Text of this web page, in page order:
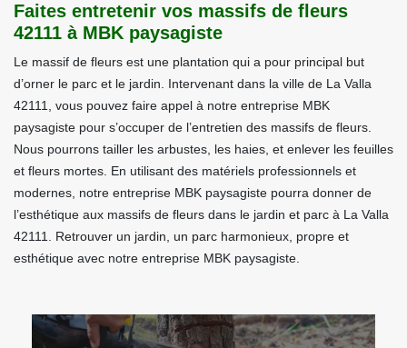
Faites entretenir vos massifs de fleurs
42111 à MBK paysagiste
Le massif de fleurs est une plantation qui a pour principal but
d’orner le parc et le jardin. Intervenant dans la ville de La Valla
42111, vous pouvez faire appel à notre entreprise MBK
paysagiste pour s’occuper de l’entretien des massifs de fleurs.
Nous pourrons tailler les arbustes, les haies, et enlever les feuilles
et fleurs mortes. En utilisant des matériels professionnels et
modernes, notre entreprise MBK paysagiste pourra donner de
l’esthétique aux massifs de fleurs dans le jardin et parc à La Valla
42111. Retrouver un jardin, un parc harmonieux, propre et
esthétique avec notre entreprise MBK paysagiste.